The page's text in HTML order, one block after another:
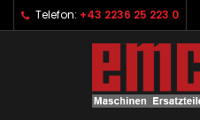
Telefon: +43 2236 25 223 0
Ihre
Neue Liste anlegen
Wunschliste
Name der Wunschliste
Anmelden
Sie müssen angemeldet
Wunschliste hinzufügen